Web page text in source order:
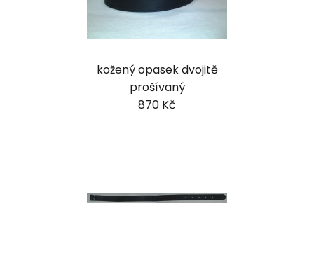
kožený opasek dvojitě
prošívaný
870 Kč